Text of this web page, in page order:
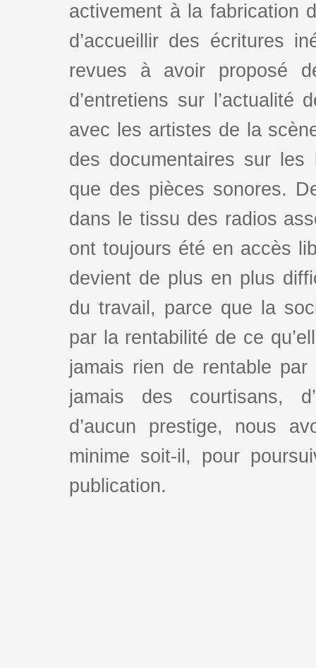
activement à la fabrication
d’accueillir des écritures
revues à avoir proposé
d’entretiens sur l’actualité
avec les artistes de la
des documentaires sur
que des pièces sonores.
dans le tissu des radios
ont toujours été en accès
devient de plus en plus
du travail, parce que la
par la rentabilité de ce
jamais rien de rentable
jamais des courtisans,
d’aucun prestige, nous
minime soit-il, pour
publication.